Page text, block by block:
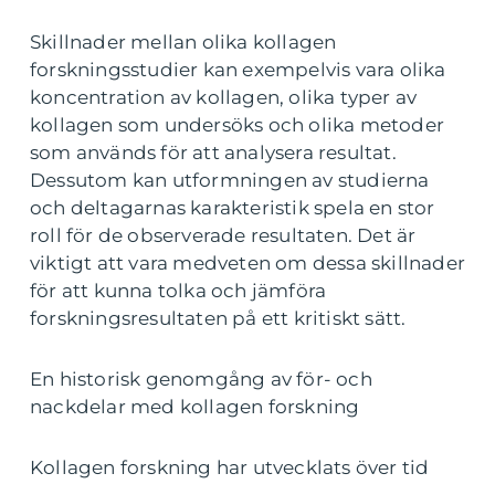
Skillnader mellan olika kollagen
forskningsstudier kan exempelvis vara olika
koncentration av kollagen, olika typer av
kollagen som undersöks och olika metoder
som används för att analysera resultat.
Dessutom kan utformningen av studierna
och deltagarnas karakteristik spela en stor
roll för de observerade resultaten. Det är
viktigt att vara medveten om dessa skillnader
för att kunna tolka och jämföra
forskningsresultaten på ett kritiskt sätt.
En historisk genomgång av för- och
nackdelar med kollagen forskning
Kollagen forskning har utvecklats över tid